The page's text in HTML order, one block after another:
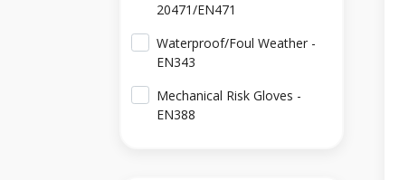
20471/EN471
Waterproof/Foul Weather -
EN343
Mechanical Risk Gloves -
EN388